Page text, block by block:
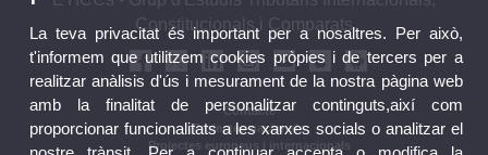
Constitucionals i Comparats
Contacte
Projectes nacionals
Projectes europeus i internacionals
La teva privacitat és important per a nosaltres. Per això,
t'informem que utilitzem cookies pròpies i de tercers per a
realitzar anàlisis d'ús i mesurament de la nostra pàgina web
amb la finalitat de personalitzar continguts,així com
proporcionar funcionalitats a les xarxes socials o analitzar el